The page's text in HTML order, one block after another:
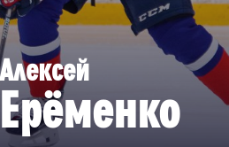
АКМ-Новомосковск
Красноярские Рыси
МХК Молот
Алексей
Ерёменко